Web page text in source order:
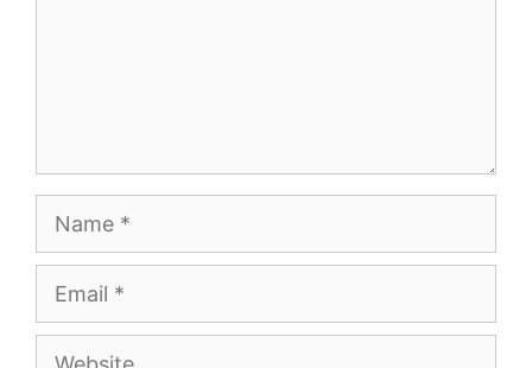
Website